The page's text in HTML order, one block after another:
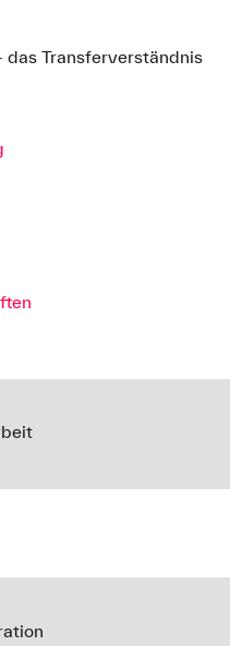
das Transferverständnis